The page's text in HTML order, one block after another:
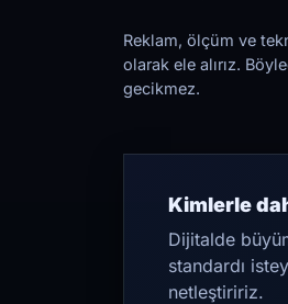
Reklam, ölçüm ve
olarak ele alırız.
gecikmez.
Kimlerle
Dijitalde
standardı
netleştiririz.